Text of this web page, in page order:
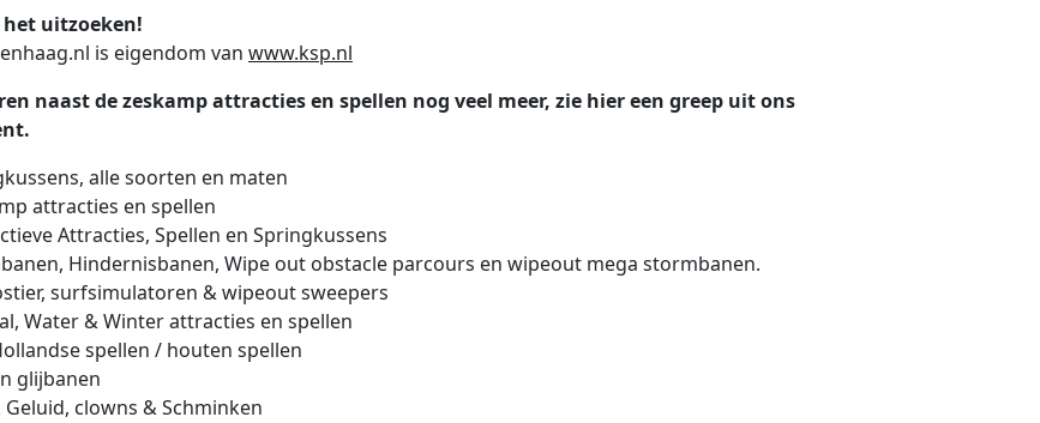
het uitzoeken!
is eigendom van www.ksp.nl
naast de zeskamp attracties en spellen nog veel meer, zie hier een greep uit ons
alle soorten en maten
attracties en spellen
Attracties, Spellen en Springkussens
Hindernisbanen, Wipe out obstacle parcours en wipeout mega stormbanen.
surfsimulatoren & wipeout sweepers
Water & Winter attracties en spellen
spellen / houten spellen
glijbanen
Geluid, clowns & Schminken